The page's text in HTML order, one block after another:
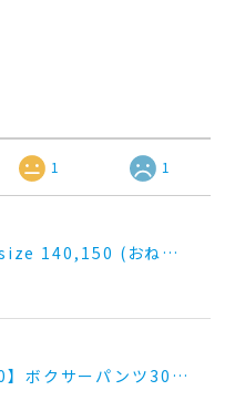
1 1
はれパン88 | size 140,150 (おねしょパンツ 吸収量88~100cc)
【はれパン300】ボクサーパンツ300cc_size LL